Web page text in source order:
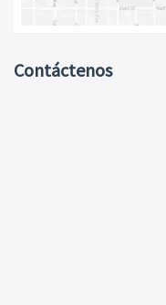
Contáctenos